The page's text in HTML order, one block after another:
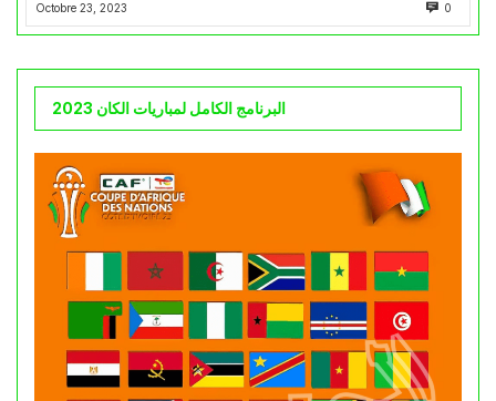
Octobre 23, 2023 0
البرنامج الكامل لمباريات الكان 2023